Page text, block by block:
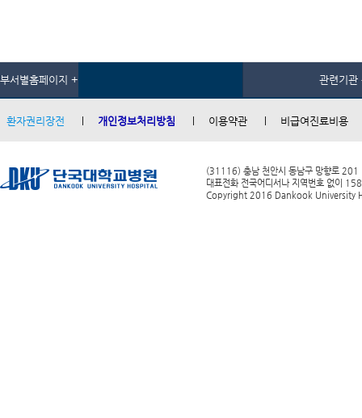
부서별홈페이지 + 관련기관
환자권리장전 개인정보처리방침 이용약관 비급여진료비용
(31116) 충남 천안시 동남구 망향로 201
대표전화 전국어디서나 지역번호 없이
Copyright 2016 Dankook University